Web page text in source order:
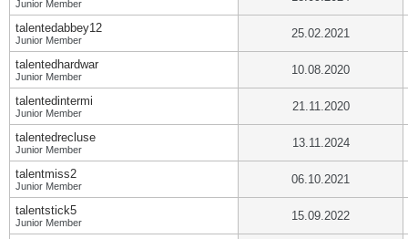
Junior Member
talentedabbey12
Junior Member 25.02.2021
talentedhardwar
Junior Member 10.08.2020
talentedintermi
Junior Member 21.11.2020
talentedrecluse
Junior Member 13.11.2024
talentmiss2
Junior Member 06.10.2021
talentstick5
Junior Member 15.09.2022